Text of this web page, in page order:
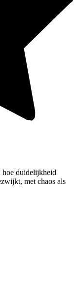
hoe duidelijkheid
met chaos als